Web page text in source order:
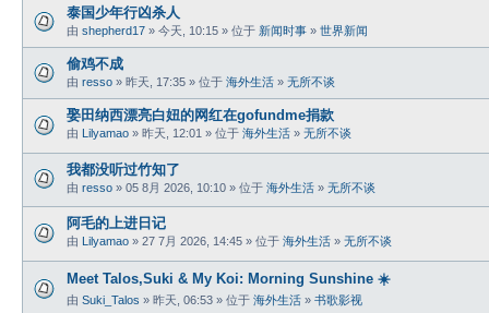
泰国少年行凶杀人
由 shepherd17 » 今天, 10:15 » 位于 新闻时事 » 世界新闻
偷鸡不成
由 resso » 昨天, 17:35 » 位于 海外生活 » 无所不谈
娶田纳西漂亮白妞的网红在gofundme捐款
由 Lilyamao » 昨天, 12:01 » 位于 海外生活 » 无所不谈
我都没听过竹知了
由 resso » 05 8月 2026, 10:10 » 位于 海外生活 » 无所不谈
阿毛的上进日记
由 Lilyamao » 27 7月 2026, 14:45 » 位于 海外生活 » 无所不谈
Meet Talos,Suki & My Koi: Morning Sunshine ☀️
由 Suki_Talos » 昨天, 06:53 » 位于 海外生活 » 书歌影视